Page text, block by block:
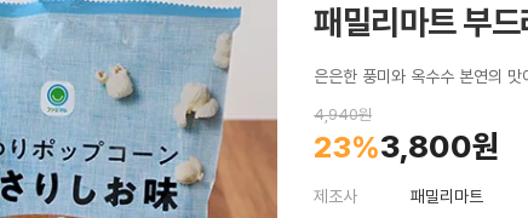
패밀리마트 부
은은한 풍미와 옥수수 본연의
4,940원
23%3,800원
제조사
패밀리마트